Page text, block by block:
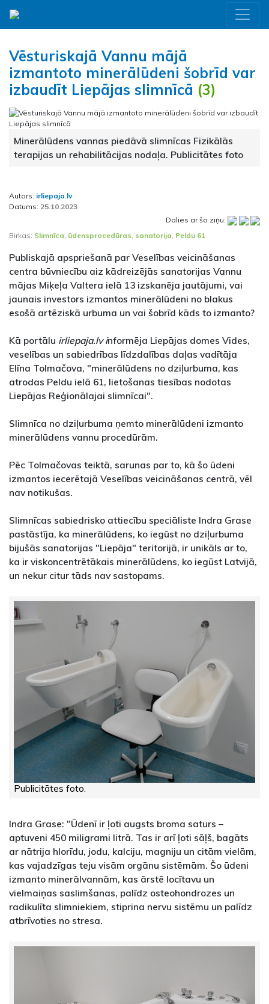
Vēsturiskajā Vannu mājā
izmantoto minerālūdeni šobrīd var
izbaudīt Liepājas slimnīcā (3)
Minerālūdens vannas piedāvā slimnīcas Fizikālās
terapijas un rehabilitācijas nodaļa. Publicitātes foto
Autors: irliepaja.lv
Datums: 25.10.2023
Dalies ar šo ziņu:
Birkas: Slimnīca, ūdensprocedūras, sanatorija, Peldu 61
Publiskajā apspriešanā par Veselības veicināšanas
centra būvniecību aiz kādreizējās sanatorijas Vannu
mājas Miķeļa Valtera ielā 13 izskanēja jautājumi, vai
jaunais investors izmantos minerālūdeni no blakus
esošā artēziskā urbuma un vai šobrīd kāds to izmanto?
Kā portālu irliepaja.lv informēja Liepājas domes Vides,
veselības un sabiedrības līdzdalības daļas vadītāja
Elīna Tolmačova, "minerālūdens no dziļurbuma, kas
atrodas Peldu ielā 61, lietošanas tiesības nodotas
Liepājas Reģionālajai slimnīcai".
Slimnīca no dziļurbuma ņemto minerālūdeni izmanto
minerālūdens vannu procedūrām.
Pēc Tolmačovas teiktā, sarunas par to, kā šo ūdeni
izmantos iecerētajā Veselības veicināšanas centrā, vēl
nav notikušas.
Slimnīcas sabiedrisko attiecību speciāliste Indra Grase
pastāstīja, ka minerālūdens, ko iegūst no dziļurbuma
bijušās sanatorijas "Liepāja" teritorijā, ir unikāls ar to,
ka ir viskoncentrētākais minerālūdens, ko iegūst Latvijā,
un nekur citur tāds nav sastopams.
Publicitātes foto.
Indra Grase: "Ūdenī ir ļoti augsts broma saturs –
aptuveni 450 miligrami litrā. Tas ir arī ļoti sāļš, bagāts
ar nātrija hlorīdu, jodu, kalciju, magniju un citām vielām,
kas vajadzīgas teju visām orgānu sistēmām. Šo ūdeni
izmanto minerālvannām, kas ārstē locītavu un
vielmaiņas saslimšanas, palīdz osteohondrozes un
radikulīta slimniekiem, stiprina nervu sistēmu un palīdz
atbrīvoties no stresa.